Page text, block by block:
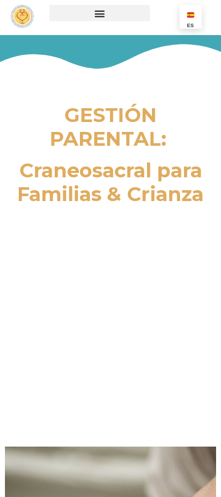
ES
GESTIÓN
PARENTAL:
Craneosacral para
Familias & Crianza